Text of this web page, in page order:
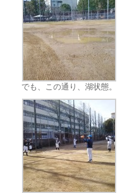
でも、この通り、湖状態。